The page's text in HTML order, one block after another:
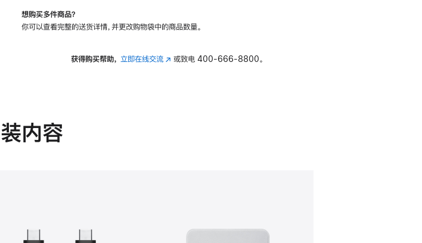
可
斜
想购买多件商品？
你可以查看完整的送货详情，并更改购物袋中的商品数量。
获得购买帮助， 立即在线交流(在 或致电400-666-8800。
内容